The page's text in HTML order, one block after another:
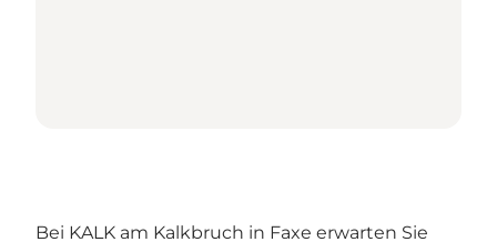
Bei KALK am Kalkbruch in Faxe erwarten Sie